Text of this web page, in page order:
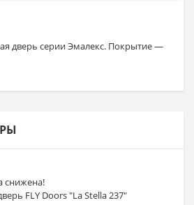
дверь серии Эмалекс. Покрытие —
снижена!
Выбрать >